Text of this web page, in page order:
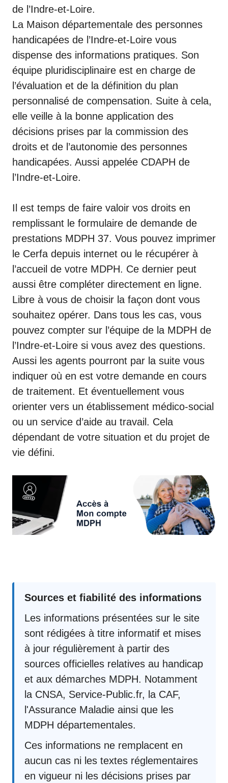
de l’Indre-et-Loire.
La Maison départementale des personnes
handicapées de l’Indre-et-Loire vous
dispense des informations pratiques. Son
équipe pluridisciplinaire est en charge de
l’évaluation et de la définition du plan
personnalisé de compensation. Suite à cela,
elle veille à la bonne application des
décisions prises par la commission des
droits et de l’autonomie des personnes
handicapées. Aussi appelée CDAPH de
l’Indre-et-Loire.
Il est temps de faire valoir vos droits en
remplissant le formulaire de demande de
prestations MDPH 37. Vous pouvez imprimer
le Cerfa depuis internet ou le récupérer à
l’accueil de votre MDPH. Ce dernier peut
aussi être compléter directement en ligne.
Libre à vous de choisir la façon dont vous
souhaitez opérer. Dans tous les cas, vous
pouvez compter sur l’équipe de la MDPH de
l’Indre-et-Loire si vous avez des questions.
Aussi les agents pourront par la suite vous
indiquer où en est votre demande en cours
de traitement. Et éventuellement vous
orienter vers un établissement médico-social
ou un service d’aide au travail. Cela
dépendant de votre situation et du projet de
vie défini.
Sources et fiabilité des informations
Les informations présentées sur le site
sont rédigées à titre informatif et mises
à jour régulièrement à partir des
sources officielles relatives au handicap
et aux démarches MDPH. Notamment
la CNSA, Service-Public.fr, la CAF,
l'Assurance Maladie ainsi que les
MDPH départementales.
Ces informations ne remplacent en
aucun cas ni les textes réglementaires
en vigueur ni les décisions prises par